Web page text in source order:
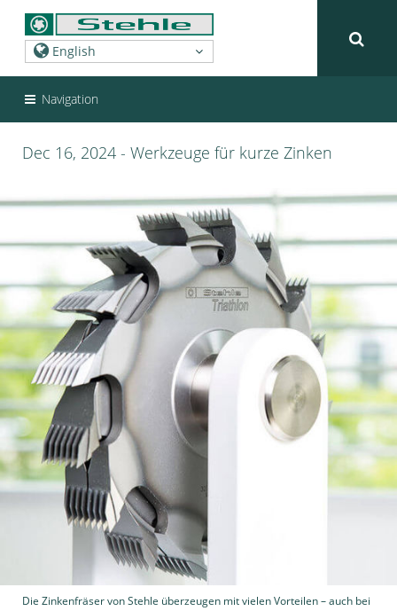
Navigation
Dec 16, 2024 - Werkzeuge für kurze Zinken
Die Zinkenfräser von Stehle überzeugen mit vielen Vorteilen – auch bei